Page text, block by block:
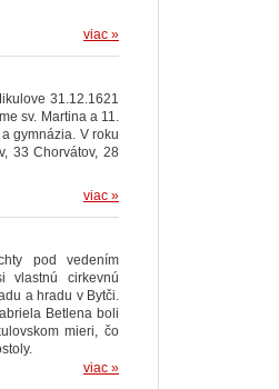
viac »
31.12.1621
sv. Martina a 11.
gymnázia. V roku
33 Chorvátov, 28
viac »
pod vedením
vlastnú cirkevnú
a hradu v Bytči.
Betlena boli
mieri, čo
viac »